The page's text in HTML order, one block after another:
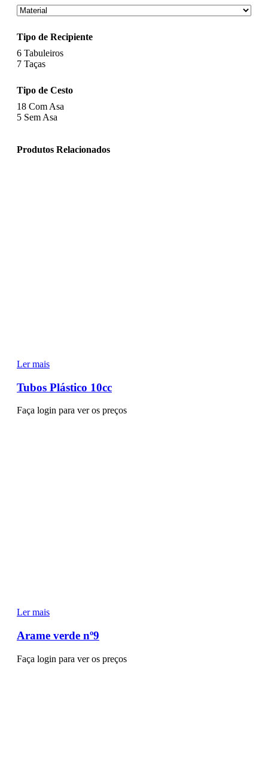
Tipo de Recipiente
6 Tabuleiros
7 Taças
Tipo de Cesto
18 Com Asa
5 Sem Asa
Produtos Relacionados
Ler mais
Tubos Plástico 10cc
Faça login para ver os preços
Ler mais
Arame verde nº9
Faça login para ver os preços